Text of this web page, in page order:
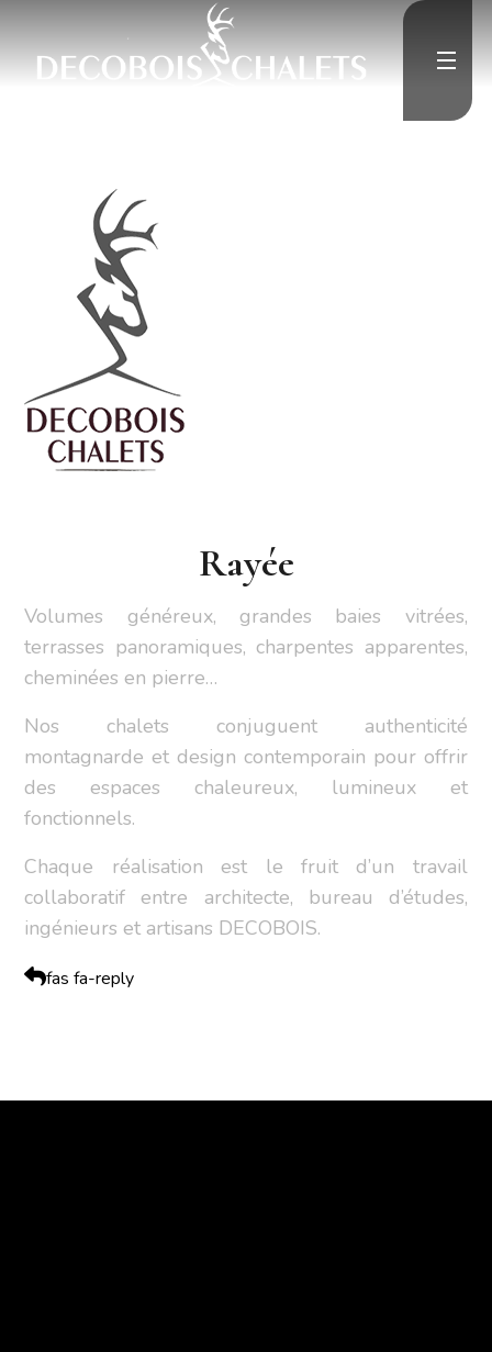
Contact
Rayée
Volumes généreux, grandes baies vitrées,
terrasses panoramiques, charpentes apparentes,
cheminées en pierre…
Nos chalets conjuguent authenticité
montagnarde et design contemporain pour offrir
des espaces chaleureux, lumineux et
fonctionnels.
Chaque réalisation est le fruit d’un travail
collaboratif entre architecte, bureau d’études,
ingénieurs et artisans DECOBOIS.
fas fa-reply